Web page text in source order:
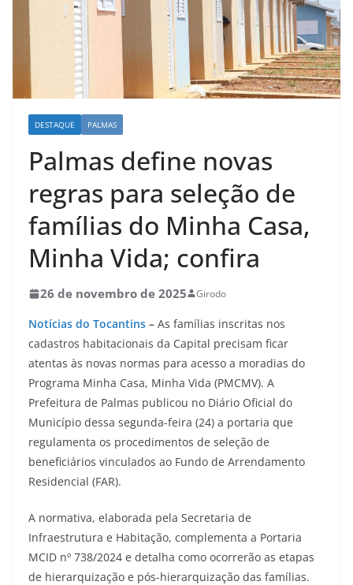
DESTAQUE PALMAS
Palmas define novas
regras para seleção de
famílias do Minha Casa,
Minha Vida; confira
26 de novembro de 2025 Girodo
Notícias do Tocantins – As famílias inscritas nos
cadastros habitacionais da Capital precisam ficar
atentas às novas normas para acesso a moradias do
Programa Minha Casa, Minha Vida (PMCMV). A
Prefeitura de Palmas publicou no Diário Oficial do
Município dessa segunda-feira (24) a portaria que
regulamenta os procedimentos de seleção de
beneficiários vinculados ao Fundo de Arrendamento
Residencial (FAR).
A normativa, elaborada pela Secretaria de
Infraestrutura e Habitação, complementa a Portaria
MCID nº 738/2024 e detalha como ocorrerão as etapas
de hierarquização e pós-hierarquização das famílias.